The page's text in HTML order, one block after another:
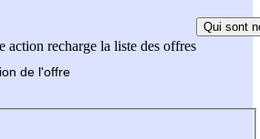
action recharge la liste des offres
Qui sont
de l'offre